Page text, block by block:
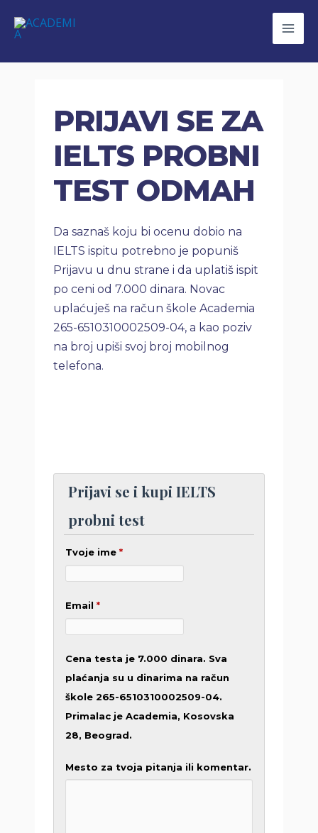
PRIJAVI SE ZA
IELTS PROBNI
TEST ODMAH
Da saznaš koju bi ocenu dobio na
IELTS ispitu potrebno je popuniš
Prijavu u dnu strane i da uplatiš ispit
po ceni od 7.000 dinara. Novac
uplaćuješ na račun škole Academia
265-6510310002509-04, a kao poziv
na broj upiši svoj broj mobilnog
telefona.
Prijavi se i kupi IELTS
probni test
Tvoje ime*
Email*
Cena testa je 7.000 dinara. Sva
plaćanja su u dinarima na račun
škole 265-6510310002509-04.
Primalac je Academia, Kosovska
28, Beograd.
Mesto za tvoja pitanja ili komentar.